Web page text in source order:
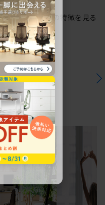
シリーズの特徴を見る